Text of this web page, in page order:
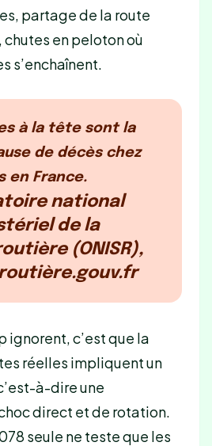
partage de la route
en peloton où
s’enchaînent.
à la tête sont la
de décès chez
en France.
national
de la
(ONISR),
ignorent, c’est que la
réelles impliquent un
à-dire une
direct et de rotation.
seule ne teste que les